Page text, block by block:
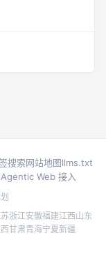
搜索网站地图llms.txt
Agentic Web 接入
浙江安徽福建江西山东
甘肃青海宁夏新疆